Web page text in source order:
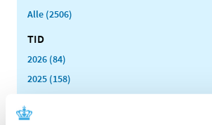
Alle (2506)
TID
2026 (84)
2025 (158)
2024 (224)
2023 (195)